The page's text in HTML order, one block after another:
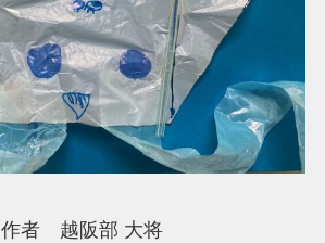
作者 越阪部 大将